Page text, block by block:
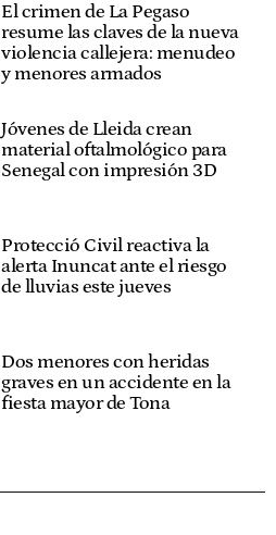
El crimen de La Pegaso
resume las claves de la nueva
violencia callejera: menudeo
y menores armados
Jóvenes de Lleida crean
material oftalmológico para
Senegal con impresión 3D
Protecció Civil reactiva la
alerta Inuncat ante el riesgo
de lluvias este jueves
Dos menores con heridas
graves en un accidente en la
fiesta mayor de Tona